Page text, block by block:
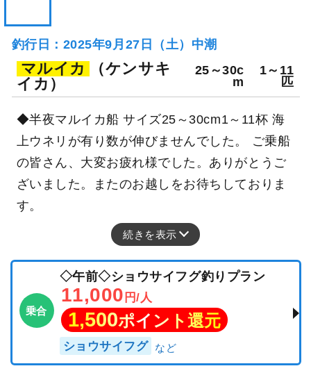
釣行日：2025年9月27日（土）中潮
マルイカ
（ケンサキ
イカ）
25～30c
m
1～11
匹
◆半夜マルイカ船 サイズ25～30cm1～11杯 海
上ウネリが有り数が伸びませんでした。 ご乗船
の皆さん、大変お疲れ様でした。ありがとうご
ざいました。またのお越しをお待ちしておりま
す。
続きを表示
乗合
◇午前◇ショウサイフグ釣りプラン
11,000 円/人
1,500ポイント還元
ショウサイフグ